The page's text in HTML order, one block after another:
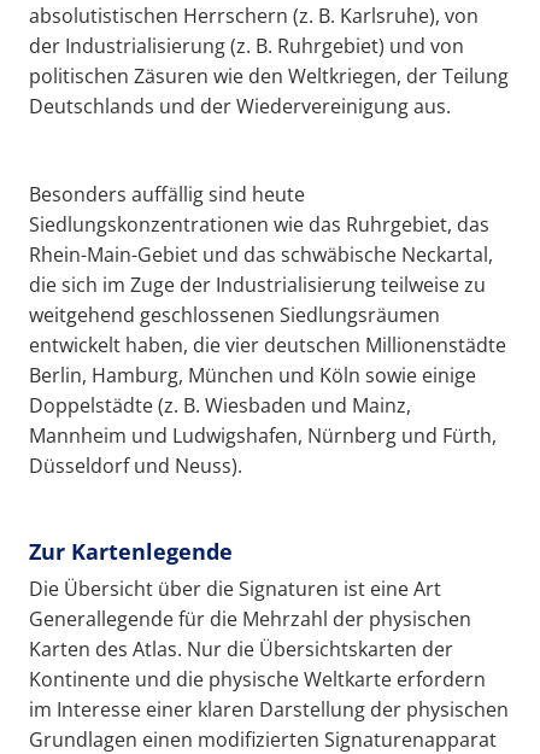
absolutistischen Herrschern (z. B. Karlsruhe), von
der Industrialisierung (z. B. Ruhrgebiet) und von
politischen Zäsuren wie den Weltkriegen, der Teilung
Deutschlands und der Wiedervereinigung aus.
Besonders auffällig sind heute
Siedlungskonzentrationen wie das Ruhrgebiet, das
Rhein-Main-Gebiet und das schwäbische Neckartal,
die sich im Zuge der Industrialisierung teilweise zu
weitgehend geschlossenen Siedlungsräumen
entwickelt haben, die vier deutschen Millionenstädte
Berlin, Hamburg, München und Köln sowie einige
Doppelstädte (z. B. Wiesbaden und Mainz,
Mannheim und Ludwigshafen, Nürnberg und Fürth,
Düsseldorf und Neuss).
Zur Kartenlegende
Die Übersicht über die Signaturen ist eine Art
Generallegende für die Mehrzahl der physischen
Karten des Atlas. Nur die Übersichtskarten der
Kontinente und die physische Weltkarte erfordern
im Interesse einer klaren Darstellung der physischen
Grundlagen einen modifizierten Signaturenapparat